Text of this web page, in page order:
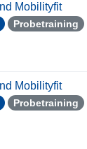
Mobilityfit
Probetraining
Mobilityfit
Probetraining